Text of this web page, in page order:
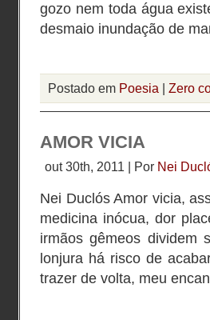
gozo nem toda água
desmaio inundação de
Postado em Poesia | Zero
AMOR VICIA
out 30th, 2011 | Por Nei
Nei Duclós Amor vicia,
medicina inócua, dor
irmãos gêmeos dividem
lonjura há risco de
trazer de volta, meu